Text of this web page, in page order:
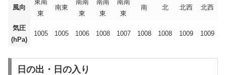
風向
東南
東
南東
南南
東
南南
東
南南
東
南 北 北西 北西
気圧
(hPa)
1005 1005 1006 1008 1007 1008 1008 1009 1009
日の出・日の入り